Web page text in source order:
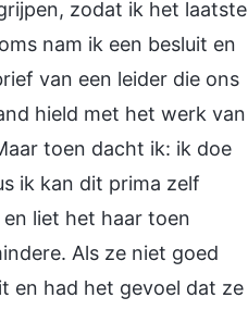
zodat ik het laatste
nam ik een besluit en
van een leider die ons
hield met het werk van
toen dacht ik: ik doe
ik kan dit prima zelf
liet het haar toen
Als ze niet goed
en had het gevoel dat ze